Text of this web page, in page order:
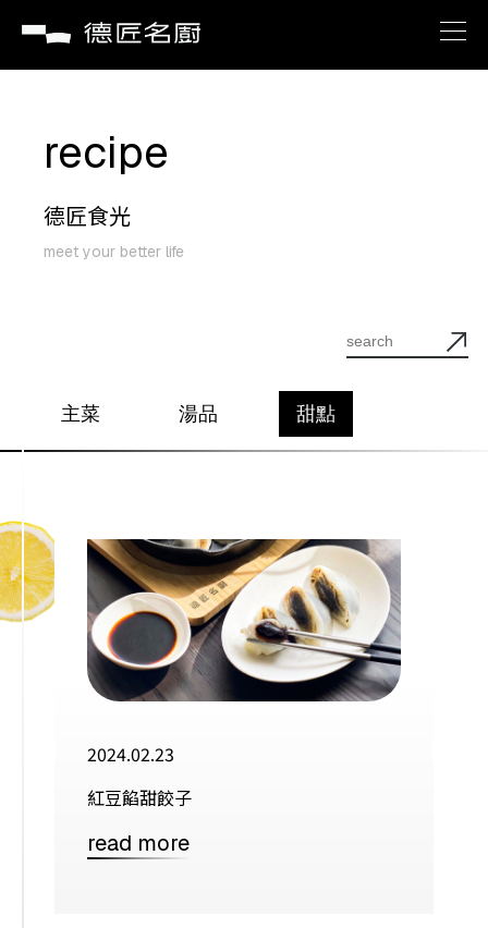
recipe
contact us
recipe
德匠食光
meet your better life
主菜 湯品 甜點
2024.02.23
紅豆餡甜餃子
read more